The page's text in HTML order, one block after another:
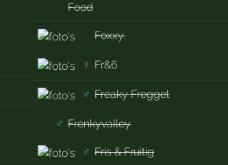
Food
Foxxy.
♀ Fr&6
♂ Freaky Freggel
♂ Frenkyvalley
♂ Fris & Fruitig